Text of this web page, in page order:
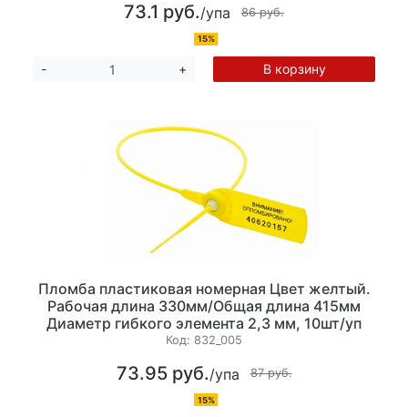
73.1 руб./упа 86 руб.
15%
- + В корзину
Пломба пластиковая номерная Цвет желтый.
Рабочая длина 330мм/Общая длина 415мм
Диаметр гибкого элемента 2,3 мм, 10шт/уп
Код: 832_005
73.95 руб./упа 87 руб.
15%